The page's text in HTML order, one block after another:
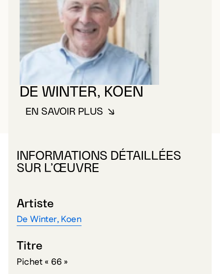
DE WINTER, KOEN
EN SAVOIR PLUSÀ PROPOS DE DE WINTER, KOEN
INFORMATIONS DÉTAILLÉES
SUR L’ŒUVRE
Artiste
De Winter, Koen
Titre
Pichet « 66 »